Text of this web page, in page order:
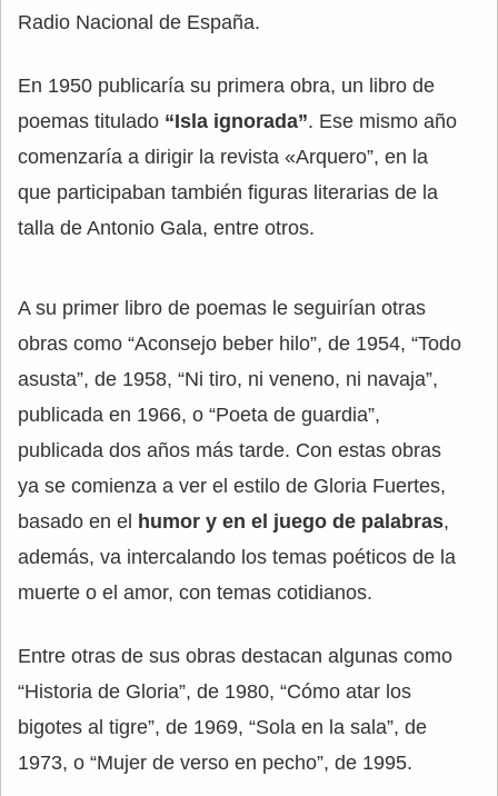
Radio Nacional de España.
En 1950 publicaría su primera obra, un libro de
poemas titulado “Isla ignorada”. Ese mismo año
comenzaría a dirigir la revista «Arquero”, en la
que participaban también figuras literarias de la
talla de Antonio Gala, entre otros.
A su primer libro de poemas le seguirían otras
obras como “Aconsejo beber hilo”, de 1954, “Todo
asusta”, de 1958, “Ni tiro, ni veneno, ni navaja”,
publicada en 1966, o “Poeta de guardia”,
publicada dos años más tarde. Con estas obras
ya se comienza a ver el estilo de Gloria Fuertes,
basado en el humor y en el juego de palabras,
además, va intercalando los temas poéticos de la
muerte o el amor, con temas cotidianos.
Entre otras de sus obras destacan algunas como
“Historia de Gloria”, de 1980, “Cómo atar los
bigotes al tigre”, de 1969, “Sola en la sala”, de
1973, o “Mujer de verso en pecho”, de 1995.